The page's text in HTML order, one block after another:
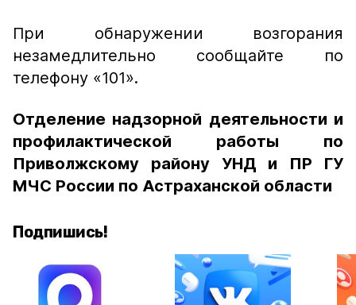
При обнаружении возгорания
незамедлительно сообщайте по
телефону «101».
Отделение надзорной деятельности и
профилактической работы по
Приволжскому району УНД и ПР ГУ
МЧС России по Астраханской области
Подпишись!